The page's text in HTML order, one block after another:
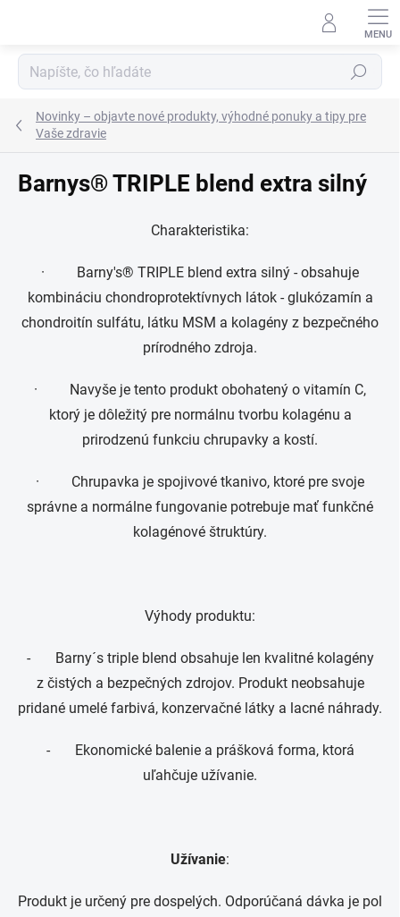
Hľadať
Novinky – objavte nové produkty, výhodné ponuky a tipy pre
Vaše zdravie
Barnys® TRIPLE blend extra silný
Charakteristika:
· Barny's® TRIPLE blend extra silný - obsahuje
kombináciu chondroprotektívnych látok - glukózamín a
chondroitín sulfátu, látku MSM a kolagény z bezpečného
prírodného zdroja.
· Navyše je tento produkt obohatený o vitamín C,
ktorý je dôležitý pre normálnu tvorbu kolagénu a
prirodzenú funkciu chrupavky a kostí.
· Chrupavka je spojivové tkanivo, ktoré pre svoje
správne a normálne fungovanie potrebuje mať funkčné
kolagénové štruktúry.
Výhody produktu:
- Barny´s triple blend obsahuje len kvalitné kolagény
z čistých a bezpečných zdrojov. Produkt neobsahuje
pridané umelé farbivá, konzervačné látky a lacné náhrady.
- Ekonomické balenie a prášková forma, ktorá
uľahčuje užívanie.
Užívanie:
Produkt je určený pre dospelých. Odporúčaná dávka je pol